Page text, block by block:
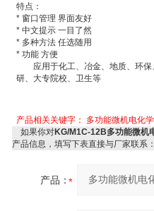
特点：
* 窗口管理 界面友好
* 中文提示 一目了然
* 多种方法 任选随用
* 功能 方便
应用于化工、冶金、地质、环保
研、大专院校、卫生等
产品相关关键字：
多功能微机电化
如果你对KG/M1C-12B多功能微机
产品信息，填写下表直接与厂家联系
产品：